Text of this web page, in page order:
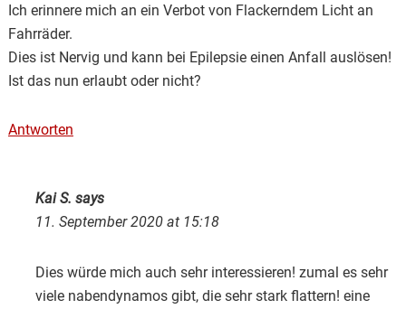
Ich erinnere mich an ein Verbot von Flackerndem Licht an
Fahrräder.
Dies ist Nervig und kann bei Epilepsie einen Anfall auslösen!
Ist das nun erlaubt oder nicht?
Antworten
Kai S. says
11. September 2020 at 15:18
Dies würde mich auch sehr interessieren! zumal es sehr
viele nabendynamos gibt, die sehr stark flattern! eine